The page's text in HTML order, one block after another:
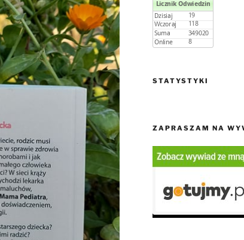
STATYSTYKI
ZAPRASZAM NA